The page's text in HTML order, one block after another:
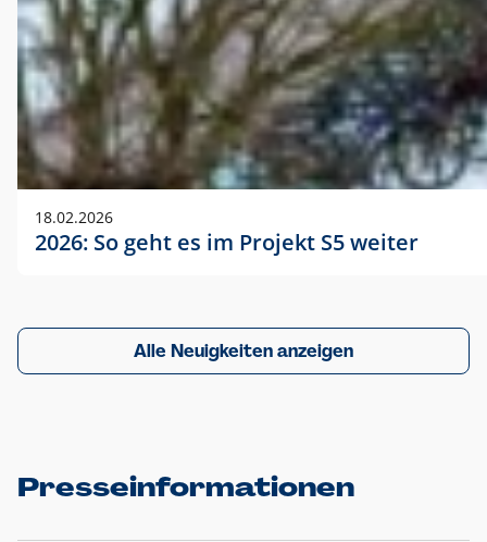
18.02.2026
2026: So geht es im Projekt S5 weiter
Alle Neuigkeiten anzeigen
Presseinformationen